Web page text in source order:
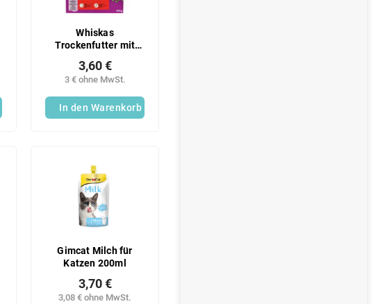
Whiskas
Trockenfutter mit
3 € ohne MwSt.
3,60 €
In den Warenkorb
Gimcat Milch für
Katzen 200ml
3,08 € ohne MwSt.
3,70 €